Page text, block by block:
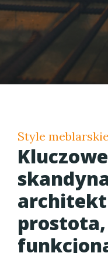
Style
prostota,